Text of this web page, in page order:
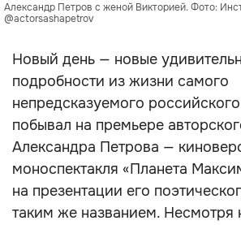
Александр Петров с женой Викторией. Фото:
@actorsashapetrov
Новый день — новые
подробности из жизни самого
непредсказуемого
побывал на премьере
Александра Петрова —
моноспектакля «Планета
на презентации его
таким же названием. Несмотря